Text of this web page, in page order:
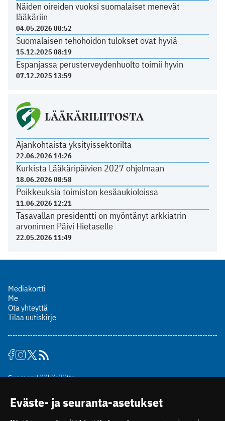
Näiden oireiden vuoksi suomalaiset menevät
lääkäriin
04.05.2026 08:52
Suomalaisen tehohoidon tulokset ovat hyviä
15.12.2025 08:19
Espanjassa perusterveydenhuolto toimii hyvin
07.12.2025 13:59
LÄÄKÄRILIITOSTA
Ajankohtaista yksityissektorilta
22.06.2026 14:26
Kurkista Lääkäripäivien 2027 ohjelmaan
18.06.2026 08:58
Poikkeuksia toimiston kesäaukioloissa
11.06.2026 12:21
Tasavallan presidentti on myöntänyt arkkiatrin
arvonimen Päivi Hietaselle
22.05.2026 11:49
Mediakortti
Me
Ota yhteyttä
Tilaa uutiskirje
Suomen Lääkäriliitto
00510 Helsinki
puh. (09) 393 091
Eväste- ja seuranta-asetukset